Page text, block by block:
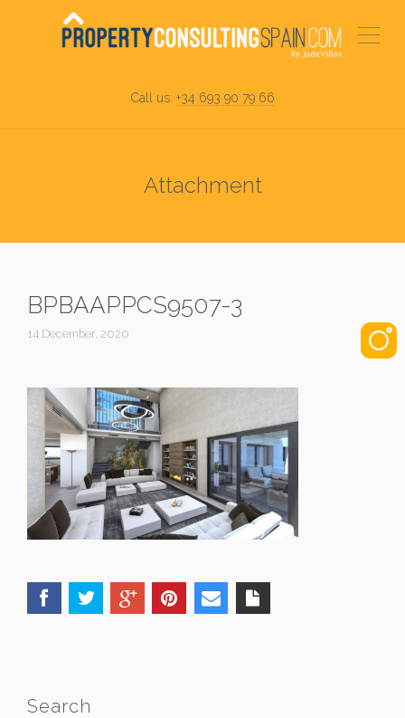
Call us: +34 693 90 79 66
Attachment
BPBAAPPCS9507-3
14 December, 2020
Search